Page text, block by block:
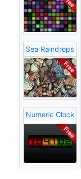
Sea Raindrops
Numeric Clock